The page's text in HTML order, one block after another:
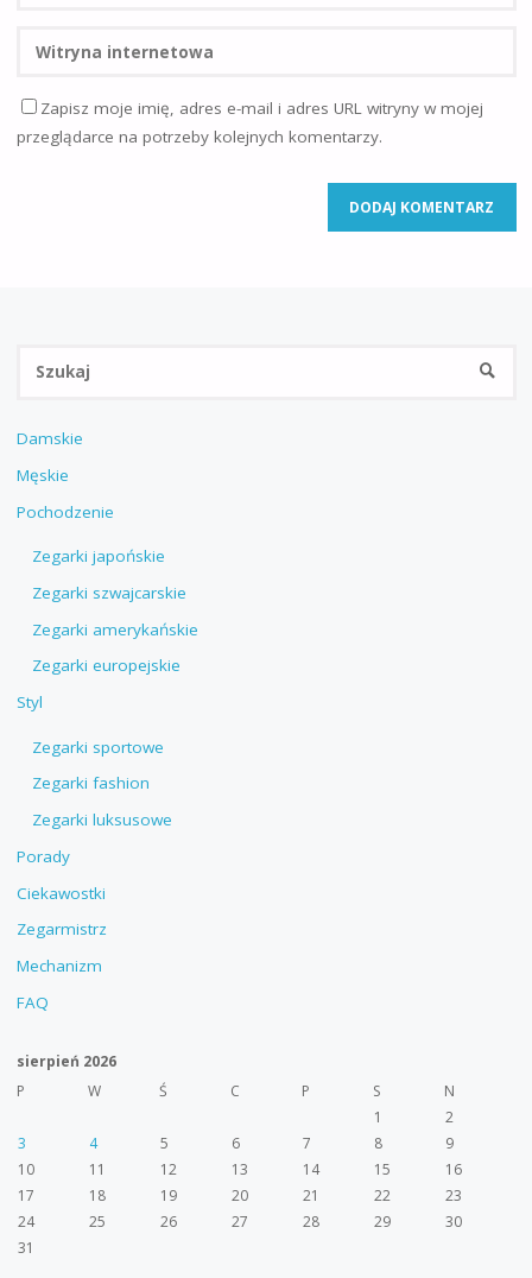
Zapisz moje imię, adres e-mail i adres URL witryny w mojej
przeglądarce na potrzeby kolejnych komentarzy.
Damskie
Męskie
Pochodzenie
Zegarki japońskie
Zegarki szwajcarskie
Zegarki amerykańskie
Zegarki europejskie
Styl
Zegarki sportowe
Zegarki fashion
Zegarki luksusowe
Porady
Ciekawostki
Zegarmistrz
Mechanizm
FAQ
sierpień 2026
P
W Ś C P S
N
1
2
3
4 5 6 7 8
9
10
11 12 13 14 15
16
17
18 19 20 21 22
23
24
25 26 27 28 29
30
31